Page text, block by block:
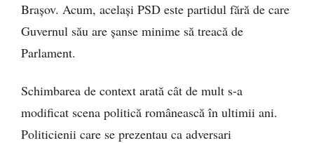
Brașov. Acum, același PSD este partidul fără de care
Guvernul său are șanse minime să treacă de
Parlament.
Schimbarea de context arată cât de mult s-a
modificat scena politică românească în ultimii ani.
Politicienii care se prezentau ca adversari